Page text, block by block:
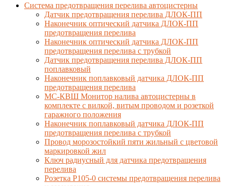
Система предотвращения перелива автоцистерны
Датчик предотвращения перелива ДЛОК-ПП
Наконечник оптический датчика ДЛОК-ПП
предотвращения перелива
Наконечник оптический датчика ДЛОК-ПП
предотвращения перелива с трубкой
Датчик предотвращения перелива ДЛОК-ПП
поплавковый
Наконечник поплавковый датчика ДЛОК-ПП
предотвращения перелива
МС-КВШ Монитор налива автоцистерны в
комплекте с вилкой, витым проводом и розеткой
гаражного положения
Наконечник поплавковый датчика ДЛОК-ПП
предотвращения перелива с трубкой
Провод морозостойкий пяти жильный с цветовой
маркировкой жил
Ключ радиусный для датчика предотвращения
перелива
Розетка Р105-0 системы предотвращения перелива